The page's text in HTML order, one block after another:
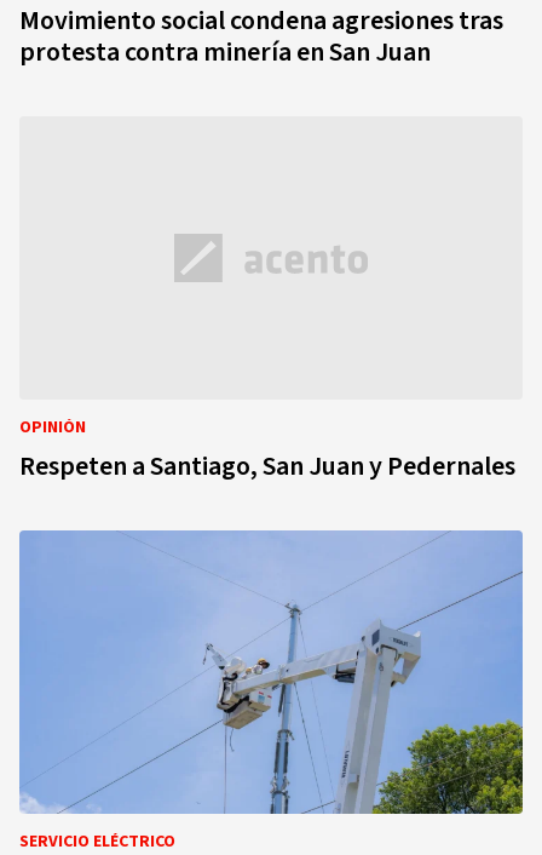
Movimiento social condena agresiones tras
protesta contra minería en San Juan
OPINIÓN
Respeten a Santiago, San Juan y Pedernales
SERVICIO ELÉCTRICO